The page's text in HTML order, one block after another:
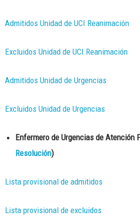
Admitidos Unidad de UCI Reanimación
Excluidos Unidad de UCI Reanimación
Admitidos Unidad de Urgencias
Excluidos Unidad de Urgencias
Enfermero de Urgencias de Atención
Resolución)
Lista provisional de admitidos
Lista provisional de excluidos